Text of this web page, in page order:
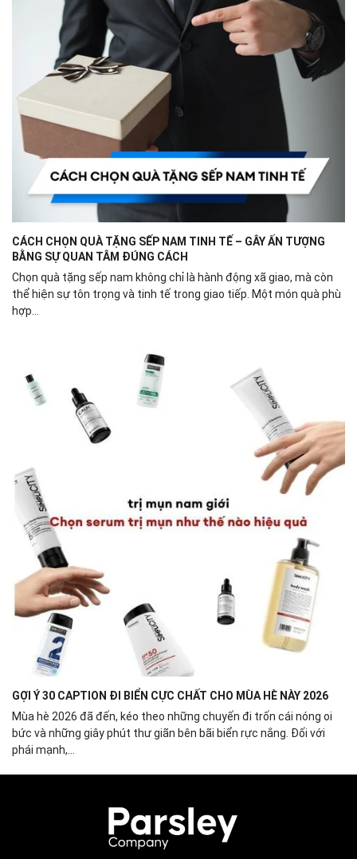
CÁCH CHỌN QUÀ TẶNG SẾP NAM TINH TẾ – GÂY ẤN TƯỢNG
BẰNG SỰ QUAN TÂM ĐÚNG CÁCH
Chọn quà tặng sếp nam không chỉ là hành động xã giao, mà còn
thể hiện sự tôn trọng và tinh tế trong giao tiếp. Một món quà phù
hợp...
GỢI Ý 30 CAPTION ĐI BIỂN CỰC CHẤT CHO MÙA HÈ NÀY 2026
Mùa hè 2026 đã đến, kéo theo những chuyến đi trốn cái nóng oi
bức và những giây phút thư giãn bên bãi biển rực nắng. Đối với
phái mạnh,...